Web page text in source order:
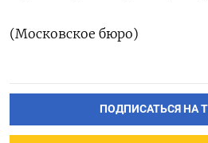
(Московское бюро)
ПОДПИСАТЬСЯ НА